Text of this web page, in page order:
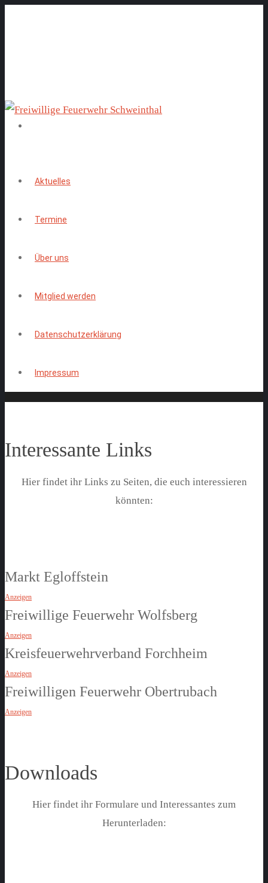
Aktuelles
Termine
Über uns
Mitglied werden
Datenschutzerklärung
Impressum
Interessante Links
Hier findet ihr Links zu Seiten, die euch interessieren
könnten:
Markt Egloffstein
Anzeigen
Freiwillige Feuerwehr Wolfsberg
Anzeigen
Kreisfeuerwehrverband Forchheim
Anzeigen
Freiwilligen Feuerwehr Obertrubach
Anzeigen
Downloads
Hier findet ihr Formulare und Interessantes zum
Herunterladen: